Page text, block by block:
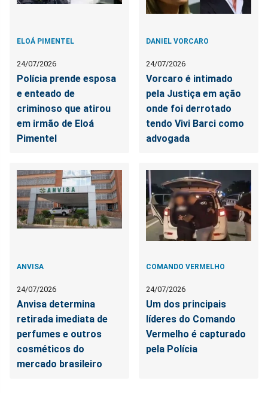
ELOÁ PIMENTEL
24/07/2026
Polícia prende esposa
e enteado de
criminoso que atirou
em irmão de Eloá
Pimentel
DANIEL VORCARO
24/07/2026
Vorcaro é intimado
pela Justiça em ação
onde foi derrotado
tendo Vivi Barci como
advogada
ANVISA
24/07/2026
Anvisa determina
retirada imediata de
perfumes e outros
cosméticos do
mercado brasileiro
COMANDO VERMELHO
24/07/2026
Um dos principais
líderes do Comando
Vermelho é capturado
pela Polícia